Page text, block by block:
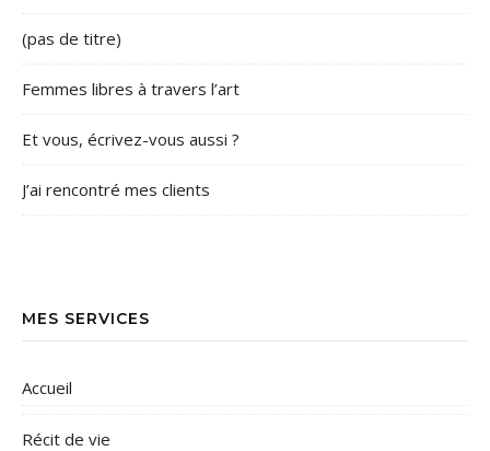
(pas de titre)
Femmes libres à travers l’art
Et vous, écrivez-vous aussi ?
J’ai rencontré mes clients
MES SERVICES
Accueil
Récit de vie